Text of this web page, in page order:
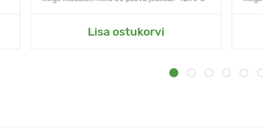
Lisa ostukorvi